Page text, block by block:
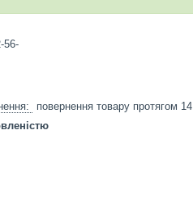
56-
повернення товару протягом 14